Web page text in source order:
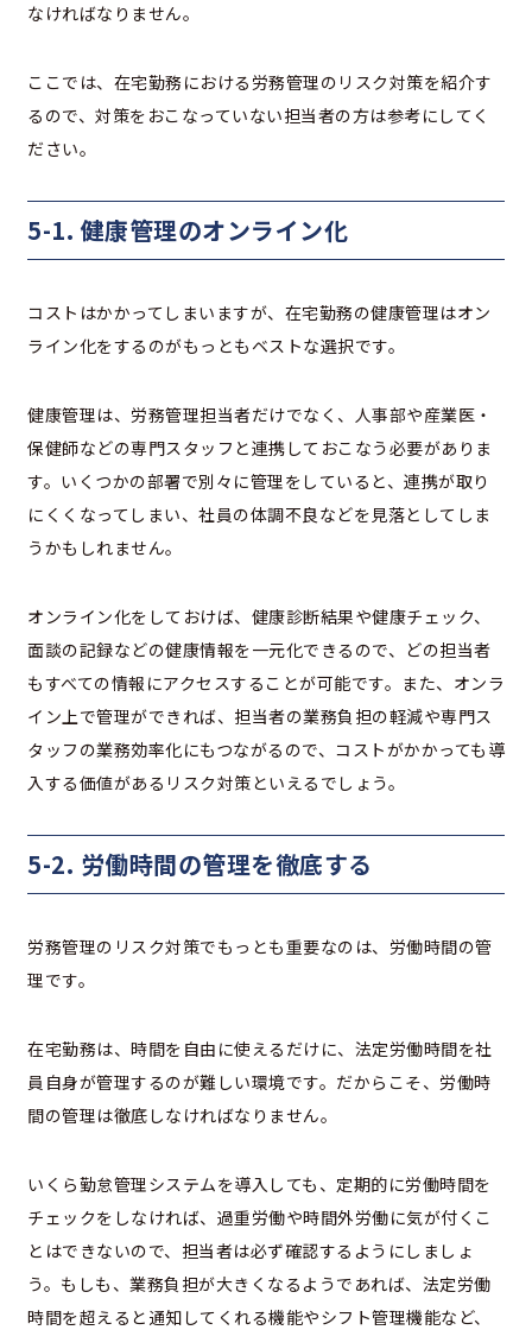
なければなりません。
ここでは、在宅勤務における労務管理のリスク対策を紹介す
るので、対策をおこなっていない担当者の方は参考にしてく
ださい。
5-1. 健康管理のオンライン化
コストはかかってしまいますが、在宅勤務の健康管理はオン
ライン化をするのがもっともベストな選択です。
健康管理は、労務管理担当者だけでなく、人事部や産業医・
保健師などの専門スタッフと連携しておこなう必要がありま
す。いくつかの部署で別々に管理をしていると、連携が取り
にくくなってしまい、社員の体調不良などを見落としてしま
うかもしれません。
オンライン化をしておけば、健康診断結果や健康チェック、
面談の記録などの健康情報を一元化できるので、どの担当者
もすべての情報にアクセスすることが可能です。また、オンラ
イン上で管理ができれば、担当者の業務負担の軽減や専門ス
タッフの業務効率化にもつながるので、コストがかかっても導
入する価値があるリスク対策といえるでしょう。
5-2. 労働時間の管理を徹底する
労務管理のリスク対策でもっとも重要なのは、労働時間の管
理です。
在宅勤務は、時間を自由に使えるだけに、法定労働時間を社
員自身が管理するのが難しい環境です。だからこそ、労働時
間の管理は徹底しなければなりません。
いくら勤怠管理システムを導入しても、定期的に労働時間を
チェックをしなければ、過重労働や時間外労働に気が付くこ
とはできないので、担当者は必ず確認するようにしましょ
う。もしも、業務負担が大きくなるようであれば、法定労働
時間を超えると通知してくれる機能やシフト管理機能など、